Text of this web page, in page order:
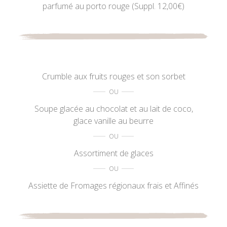
parfumé au porto rouge (Suppl. 12,00€)
Crumble aux fruits rouges et son sorbet
Soupe glacée au chocolat et au lait de coco,
glace vanille au beurre
Assortiment de glaces
Assiette de Fromages régionaux frais et Affinés